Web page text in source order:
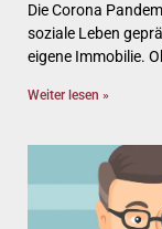
Die Corona
soziale Leben
eigene Immobilie.
Weiter lesen »